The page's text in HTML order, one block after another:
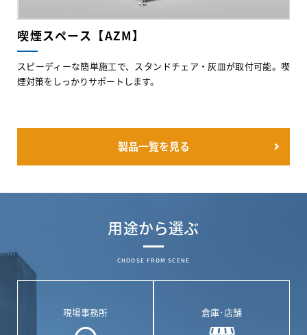
喫煙スペース【AZM】
スピーディーな簡単施工で、スタンドチェア・灰皿が取付可能。喫
煙対策をしっかりサポートします。
製品一覧を見る
用途から選ぶ
CHOOSE FROM SCENE
現場事務所 倉庫･店舗